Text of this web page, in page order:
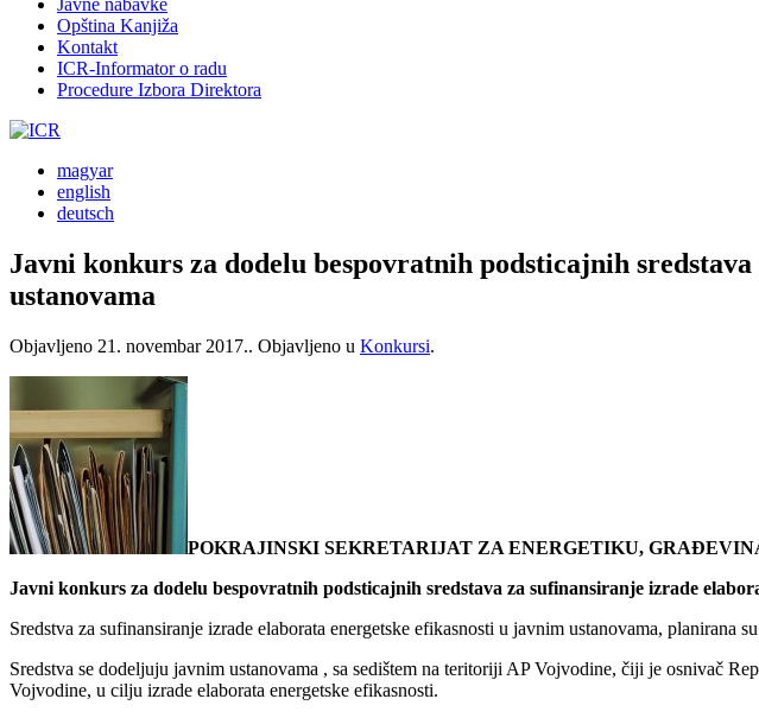
Javne nabavke
Opština Kanjiža
Kontakt
ICR-Informator o radu
Procedure Izbora Direktora
magyar
english
deutsch
Javni konkurs za dodelu bespovratnih podsticajnih
ustanovama
Objavljeno 21. novembar 2017.. Objavljeno u Konkursi.
POKRAJINSKI SEKRETARIJAT ZA ENERGETIKU,
Javni konkurs za dodelu bespovratnih podsticajnih sredstava za sufinansiranje izrade
Sredstva za sufinansiranje izrade elaborata energetske efikasnosti u javnim ustanovama,
Sredstva se dodeljuju javnim ustanovama , sa sedištem na teritoriji AP Vojvodine, čiji je osnivač
Vojvodine, u cilju izrade elaborata energetske efikasnosti.